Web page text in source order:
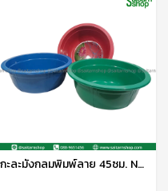
กะละมังกลมพิมพ์ลาย 45ซม. No.45 สีทึบ เอมิกา